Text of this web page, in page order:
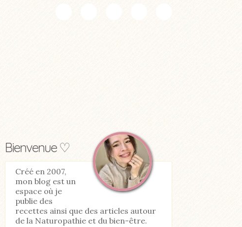
Bienvenue ♡
Créé en 2007,
mon blog est un
espace où je
publie des
recettes ainsi que des articles autour
de la Naturopathie et du bien-être.